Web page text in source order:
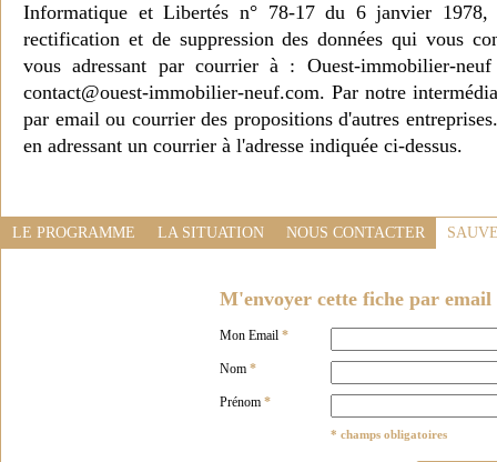
Informatique et Libertés n° 78-17 du 6 janvier 1978,
rectification et de suppression des données qui vous
vous adressant par courrier à : Ouest-immobilier-
contact@ouest-immobilier-neuf.com. Par notre
par email ou courrier des propositions d'autres
en adressant un courrier à l'adresse indiquée ci-dessus.
LE PROGRAMME LA SITUATION NOUS CONTACTER
M'envoyer cette fiche par email
Mon Email *
Nom *
Prénom *
* champs obligatoires